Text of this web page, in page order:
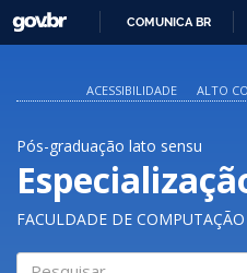
GOVBR
COMUNICA BR
ACESSIBILIDADE
ALTO
Pós-graduação lato sensu
FACULDADE DE COMPUTAÇÃO